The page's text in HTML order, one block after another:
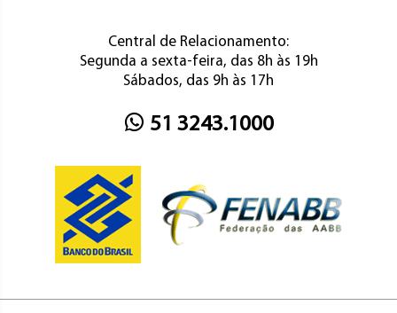
Central de Relacionamento:
Segunda a sexta-feira, das 8h às 19h
Sábados, das 9h às 17h
51 3243.1000